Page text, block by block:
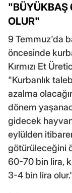
"BÜYÜKBAŞ
OLUR"
9 Temmuz'da
öncesinde
Kırmızı Et
"Kurbanlık
azalma
dönem
gidecek
eylülden
götürüleceğini
60-70 bin lira,
3-4 bin lira